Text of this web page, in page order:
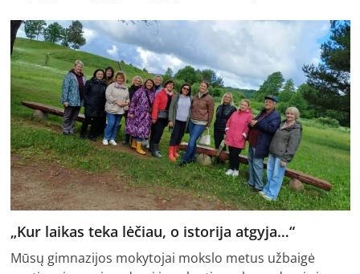
„Kur laikas teka lėčiau, o istorija atgyja…“
Mūsų gimnazijos mokytojai mokslo metus užbaigė